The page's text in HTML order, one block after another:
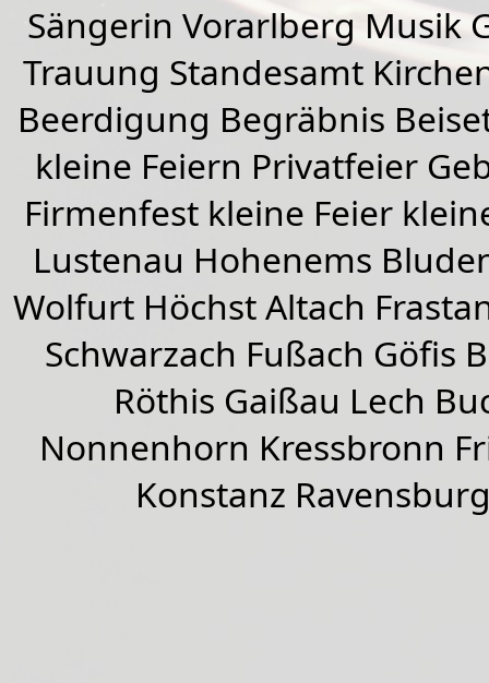
Sängerin Vorarlberg Musik
Trauung Standesamt
Beerdigung Begräbnis
kleine Feiern Privatfeier
Firmenfest kleine Feier
Lustenau Hohenems
Wolfurt HöchstAltach
Schwarzach Fußach Göfis
Röthis Gaißau Lech
Nonnenhorn Kressbronn
Konstanz